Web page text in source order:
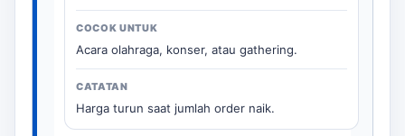
Acara olahraga, konser, atau gathering.
Harga turun saat jumlah order naik.